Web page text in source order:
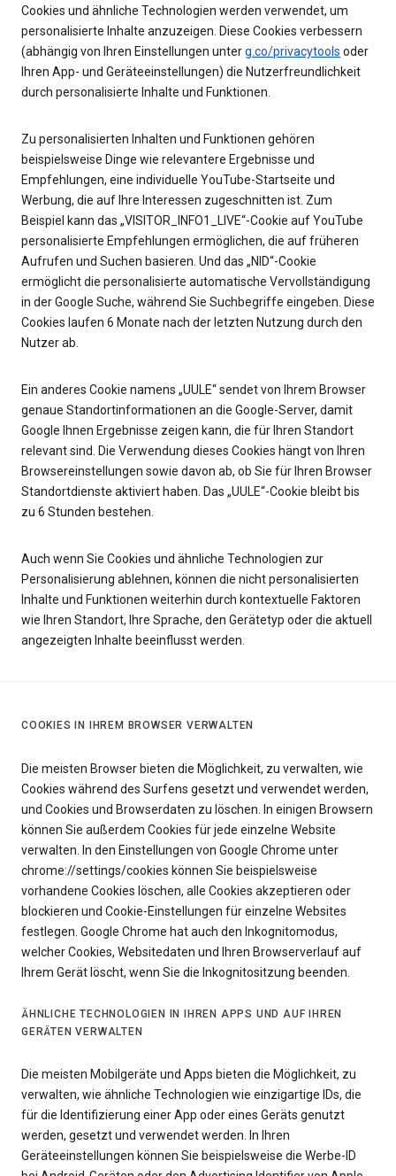
Cookies und ähnliche Technologien werden verwendet, um
personalisierte Inhalte anzuzeigen. Diese Cookies verbessern
(abhängig von Ihren Einstellungen unterg.co/privacytools oder
Ihren App- und Geräteeinstellungen) die Nutzerfreundlichkeit
durch personalisierte Inhalte und Funktionen.
Zu personalisierten Inhalten und Funktionen gehören
beispielsweise Dinge wie relevantere Ergebnisse und
Empfehlungen, eine individuelle YouTube-Startseite und
Werbung, die auf Ihre Interessen zugeschnitten ist. Zum
Beispiel kann das „VISITOR_INFO1_LIVE“-Cookie auf YouTube
personalisierte Empfehlungen ermöglichen, die auf früheren
Aufrufen und Suchen basieren. Und das „NID“-Cookie
ermöglicht die personalisierte automatische Vervollständigung
in der Google Suche, während Sie Suchbegriffe eingeben. Diese
Cookies laufen 6 Monate nach der letzten Nutzung durch den
Nutzer ab.
Ein anderes Cookie namens „UULE“ sendet von Ihrem Browser
genaue Standortinformationen an die Google-Server, damit
Google Ihnen Ergebnisse zeigen kann, die für Ihren Standort
relevant sind. Die Verwendung dieses Cookies hängt von Ihren
Browsereinstellungen sowie davon ab, ob Sie für Ihren Browser
Standortdienste aktiviert haben. Das „UULE“-Cookie bleibt bis
zu 6 Stunden bestehen.
Auch wenn Sie Cookies und ähnliche Technologien zur
Personalisierung ablehnen, können die nicht personalisierten
Inhalte und Funktionen weiterhin durch kontextuelle Faktoren
wie Ihren Standort, Ihre Sprache, den Gerätetyp oder die aktuell
angezeigten Inhalte beeinflusst werden.
COOKIES IN IHREM BROWSER VERWALTEN
Die meisten Browser bieten die Möglichkeit, zu verwalten, wie
Cookies während des Surfens gesetzt und verwendet werden,
und Cookies und Browserdaten zu löschen. In einigen Browsern
können Sie außerdem Cookies für jede einzelne Website
verwalten. In den Einstellungen von Google Chrome unter
chrome://settings/cookies können Sie beispielsweise
vorhandene Cookies löschen, alle Cookies akzeptieren oder
blockieren und Cookie-Einstellungen für einzelne Websites
festlegen. Google Chrome hat auch den Inkognitomodus,
welcher Cookies, Websitedaten und Ihren Browserverlauf auf
Ihrem Gerät löscht, wenn Sie die Inkognitositzung beenden.
ÄHNLICHE TECHNOLOGIEN IN IHREN APPS UND AUF IHREN
GERÄTEN VERWALTEN
Die meisten Mobilgeräte und Apps bieten die Möglichkeit, zu
verwalten, wie ähnliche Technologien wie einzigartige IDs, die
für die Identifizierung einer App oder eines Geräts genutzt
werden, gesetzt und verwendet werden. In Ihren
Geräteeinstellungen können Sie beispielsweise die Werbe-ID